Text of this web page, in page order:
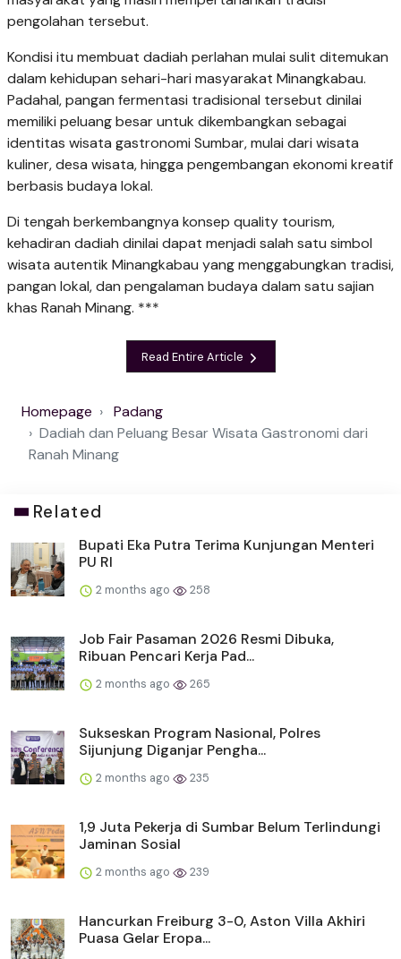
pengolahan tersebut.
Kondisi itu membuat dadiah perlahan mulai sulit ditemukan
dalam kehidupan sehari-hari masyarakat Minangkabau.
Padahal, pangan fermentasi tradisional tersebut dinilai
memiliki peluang besar untuk dikembangkan sebagai
identitas wisata gastronomi Sumbar, mulai dari wisata
kuliner, desa wisata, hingga pengembangan ekonomi kreatif
berbasis budaya lokal.
Di tengah berkembangnya konsep quality tourism,
kehadiran dadiah dinilai dapat menjadi salah satu simbol
wisata autentik Minangkabau yang menggabungkan tradisi,
pangan lokal, dan pengalaman budaya dalam satu sajian
khas Ranah Minang. ***
Read Entire Article
Homepage
Padang
Dadiah dan Peluang Besar Wisata Gastronomi dari
Ranah Minang
Related
Bupati Eka Putra Terima Kunjungan Menteri
PU RI
2 months ago 258
Job Fair Pasaman 2026 Resmi Dibuka,
Ribuan Pencari Kerja Pad...
2 months ago 265
Sukseskan Program Nasional, Polres
Sijunjung Diganjar Pengha...
2 months ago 235
1,9 Juta Pekerja di Sumbar Belum Terlindungi
Jaminan Sosial
2 months ago 239
Hancurkan Freiburg 3-0, Aston Villa Akhiri
Puasa Gelar Eropa...